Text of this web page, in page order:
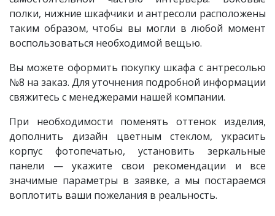
полки, нижние шкафчики и антресоли расположены
таким образом, чтобы вы могли в любой момент
воспользоваться необходимой вещью.
Вы можете оформить покупку шкафа с антресолью
№8 на заказ. Для уточнения подробной информации
свяжитесь с менеджерами нашей компании.
При необходимости поменять оттенок изделия,
дополнить дизайн цветным стеклом, украсить
корпус фотопечатью, установить зеркальные
панели — укажите свои рекомендации и все
значимые параметры в заявке, а мы постараемся
воплотить ваши пожелания в реальность.